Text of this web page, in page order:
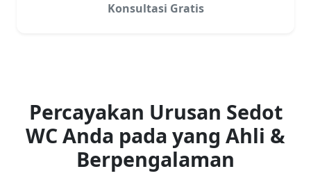
Konsultasi Gratis
Percayakan Urusan Sedot
WC Anda pada yang Ahli &
Berpengalaman